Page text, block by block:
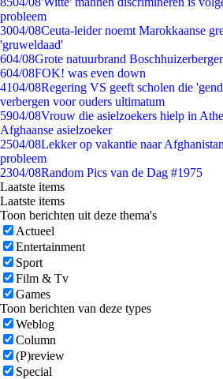
probleem
3004/08Ceuta-leider noemt Marokkaanse
'gruweldaad'
604/08Grote natuurbrand
604/08FOK! was even down
4104/08Regering VS geeft scholen die
verbergen voor ouders ultimatum
5904/08Vrouw die asielzoekers hielp in
Afghaanse asielzoeker
2504/08Lekker op vakantie naar
probleem
2304/08Random Pics van de Dag #1975
Laatste items
Laatste items
Toon berichten uit deze thema's
Actueel
Entertainment
Sport
Film & Tv
Games
Toon berichten van deze types
Weblog
Column
(P)review
Special